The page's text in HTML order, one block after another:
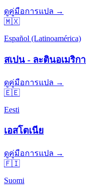
ดูคู่มือการแปล →
🇲🇽
Español (Latinoamérica)
สเปน - ละตินอเมริกา
ดูคู่มือการแปล →
🇪🇪
Eesti
เอสโตเนีย
ดูคู่มือการแปล →
🇫🇮
Suomi